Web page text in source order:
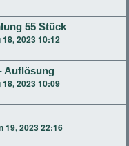
55 Stück
18, 2023 10:12
Auflösung
18, 2023 10:09
19, 2023 22:16